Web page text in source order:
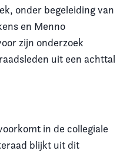
onder begeleiding van
en Menno
zijn onderzoek
uit een achttal
in de collegiale
blijkt uit dit